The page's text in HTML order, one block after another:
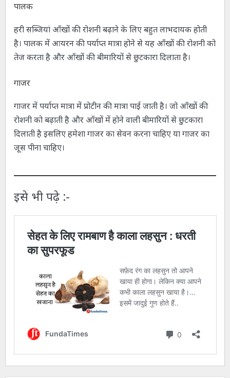
पालक
हरी सब्जियां आँखों की रोशनी बढ़ाने के लिए बहुत लाभदायक होती
है। पालक में आयरन की पर्याप्त मात्रा होने से यह आँखों की रोशनी को
तेज करता है और आँखों की बीमारियों से छुटकारा दिलाता है।
गाजर
गाजर में पर्याप्त मात्रा में प्रोटीन की मात्रा पाई जाती है। जो आँखों की
रोशनी को बढ़ाती है और आँखों में होने वाली बीमारियों से छुटकारा
दिलाती है इसलिए हमेशा गाजर का सेवन करना चाहिए या गाजर का
जूस पीना चाहिए।
इसे भी पढ़े :-